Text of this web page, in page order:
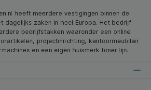
heeft meerdere vestigingen binnen de
dagelijks zaken in heel Europa. Het bedrijf
bedrijfstakken waaronder een online
projectinrichting, kantoormeubilair
en een eigen huismerk toner lijn.